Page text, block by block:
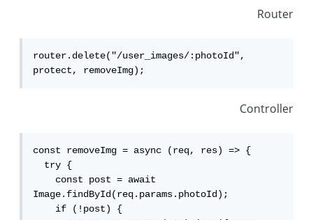
Router
router.delete("/user_images/:photoId",
protect, removeImg);
Controller
const removeImg = async (req, res) => {
  try {
    const post = await
Image.findById(req.params.photoId);
    if (!post) {